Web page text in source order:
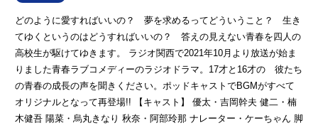
どのように愛すればいいの？ 夢を求めるってどういうこと？ 生き
てゆくというのはどうすればいいの？ 答えの見えない青春を四人の
高校生が駆けてゆきます。 ラジオ関西で2021年10月より放送が始ま
りました青春ラブコメディーのラジオドラマ。17才と16才の 彼たち
の青春の成長の声を聞きください。ポッドキャストでBGMがすべて
オリジナルとなって再登場!! 【キャスト】 優太・吉岡幹夫 健二・楠
木健吾 陽菜・烏丸きなり 秋奈・阿部玲那 ナレーター・ケーちゃん 脚